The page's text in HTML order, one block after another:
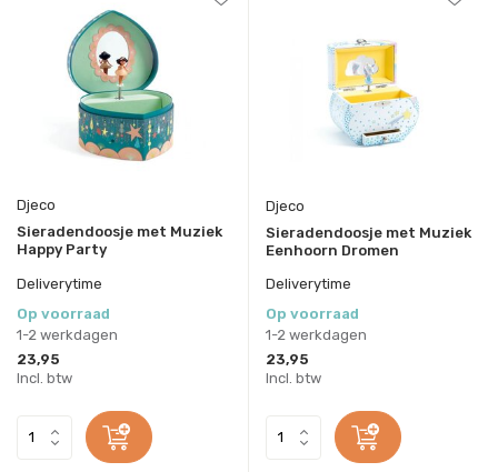
Djeco
Sieradendoosje met Muziek
Happy Party
Deliverytime
Op voorraad
1-2 werkdagen
23,95
Incl. btw
Djeco
Sieradendoosje met Muziek
Eenhoorn Dromen
Deliverytime
Op voorraad
1-2 werkdagen
23,95
Incl. btw